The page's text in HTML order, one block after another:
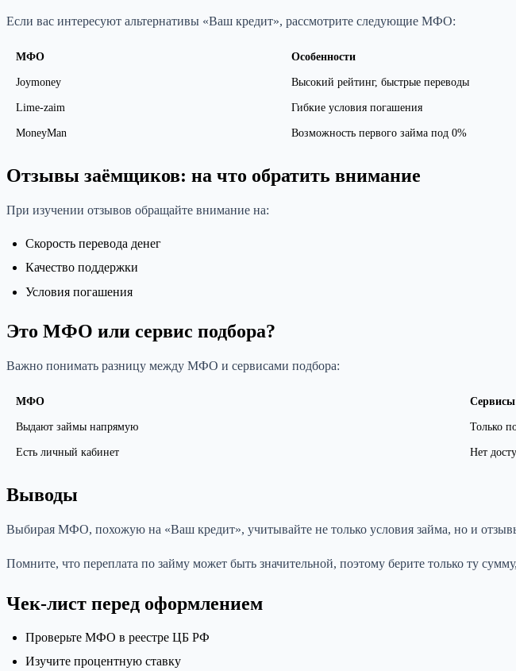
Если вас интересуют альтернативы «Ваш кредит», рассмотрите следующие МФО:
МФО Особенности
Joymoney Высокий рейтинг, быстрые переводы
Lime-zaim Гибкие условия погашения
MoneyMan Возможность первого займа под 0%
Отзывы заёмщиков: на что обратить внимание
При изучении отзывов обращайте внимание на:
Скорость перевода денег
Качество поддержки
Условия погашения
Это МФО или сервис подбора?
Важно понимать разницу между МФО и сервисами подбора:
МФО Сервисы
Выдают займы напрямую Только
Есть личный кабинет Нет
Выводы
Выбирая МФО, похожую на «Ваш кредит», учитывайте не только условия займа, но и
Помните, что переплата по займу может быть значительной, поэтому берите только ту
Чек-лист перед оформлением
Проверьте МФО в реестре ЦБ РФ
Изучите процентную ставку